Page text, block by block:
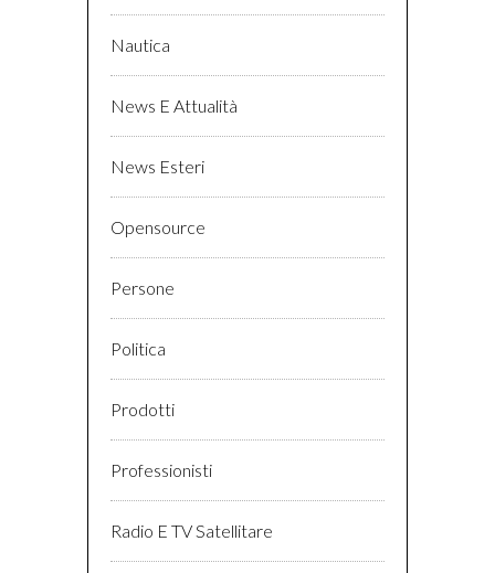
Nautica
News E Attualità
News Esteri
Opensource
Persone
Politica
Prodotti
Professionisti
Radio E TV Satellitare